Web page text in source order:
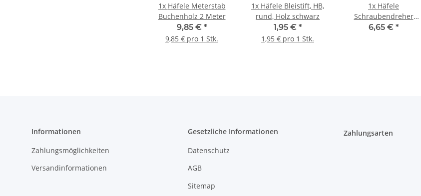
1x Häfele Meterstab
Buchenholz 2 Meter
9,85 € *
9,85 € pro 1 Stk.
1x Häfele Bleistift, HB,
rund, Holz schwarz
1,95 € *
1,95 € pro 1 Stk.
1x Häfele
Schraubendreher
Kreuzschlitz PZ1
6,65 € *
Informationen
Zahlungsmöglichkeiten
Versandinformationen
Gesetzliche Informationen
Datenschutz
AGB
Sitemap
Zahlungsarten